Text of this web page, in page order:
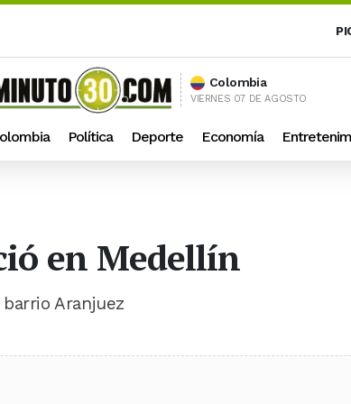
Colombia
VIERNES 07 DE AGOSTO
Política Deporte Economía
en Medellín
Aranjuez